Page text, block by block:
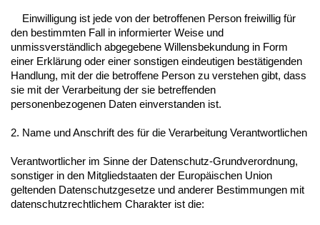
Einwilligung ist jede von der betroffenen Person freiwillig für
den bestimmten Fall in informierter Weise und
unmissverständlich abgegebene Willensbekundung in Form
einer Erklärung oder einer sonstigen eindeutigen bestätigenden
Handlung, mit der die betroffene Person zu verstehen gibt, dass
sie mit der Verarbeitung der sie betreffenden
personenbezogenen Daten einverstanden ist.
2. Name und Anschrift des für die Verarbeitung Verantwortlichen
Verantwortlicher im Sinne der Datenschutz-Grundverordnung,
sonstiger in den Mitgliedstaaten der Europäischen Union
geltenden Datenschutzgesetze und anderer Bestimmungen mit
datenschutzrechtlichem Charakter ist die: